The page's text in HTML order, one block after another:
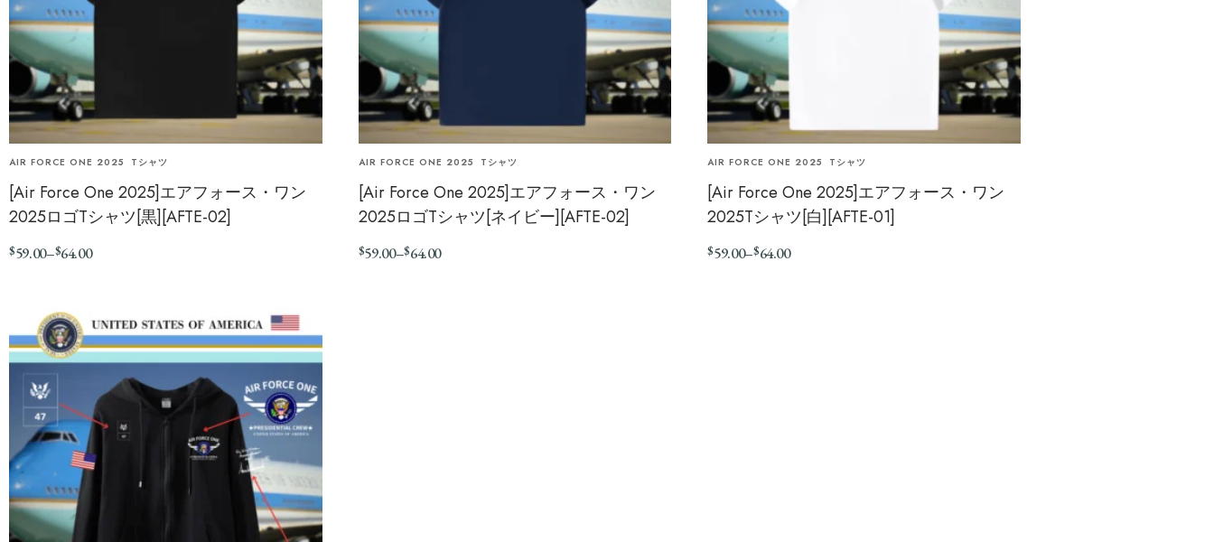
AIR FORCE ONE 2025 Tシャツ
[Air Force One 2025]エアフォース・ワン
2025ロゴTシャツ[黒][AFTE-02]
$59.00–$64.00
AIR FORCE ONE 2025 Tシャツ
[Air Force One 2025]エアフォース・ワン
2025ロゴTシャツ[ネイビー][AFTE-02]
$59.00–$64.00
AIR FORCE ONE 2025 Tシャツ
[Air Force One 2025]エアフォース・ワン
2025Tシャツ[白][AFTE-01]
$59.00–$64.00